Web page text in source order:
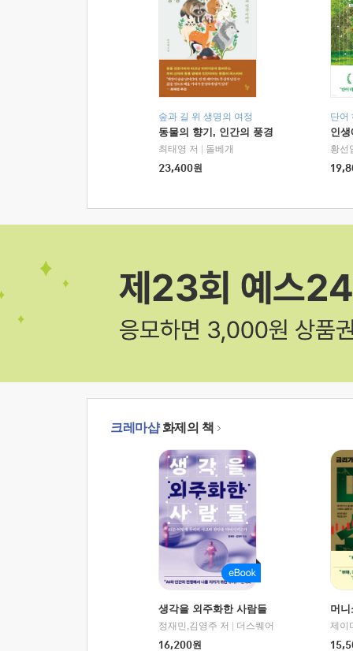
숲과 길 위 생명의 여정
동물의 향기, 인간의 풍경
최태영 저
돌베개
23,400원
단어
인
황선
크레마샵화제의 책
생각을 외주화한 사람들
정재민,김영주 저
더스퀘어
16,200원
머